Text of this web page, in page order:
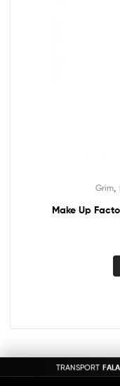
Grim,
Make Up
TRANSPORT